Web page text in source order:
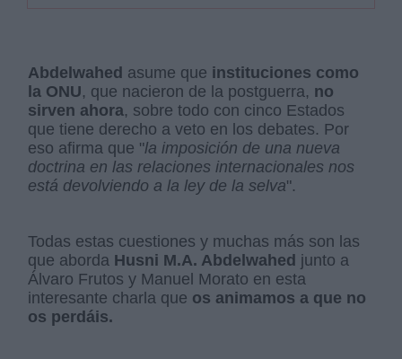
Abdelwahed asume que instituciones como
la ONU, que nacieron de la postguerra, no
sirven ahora, sobre todo con cinco Estados
que tiene derecho a veto en los debates. Por
eso afirma que "la imposición de una nueva
doctrina en las relaciones internacionales nos
está devolviendo a la ley de la selva".
Todas estas cuestiones y muchas más son las
que aborda Husni M.A. Abdelwahed junto a
Álvaro Frutos y Manuel Morato en esta
interesante charla que os animamos a que no
os perdáis.